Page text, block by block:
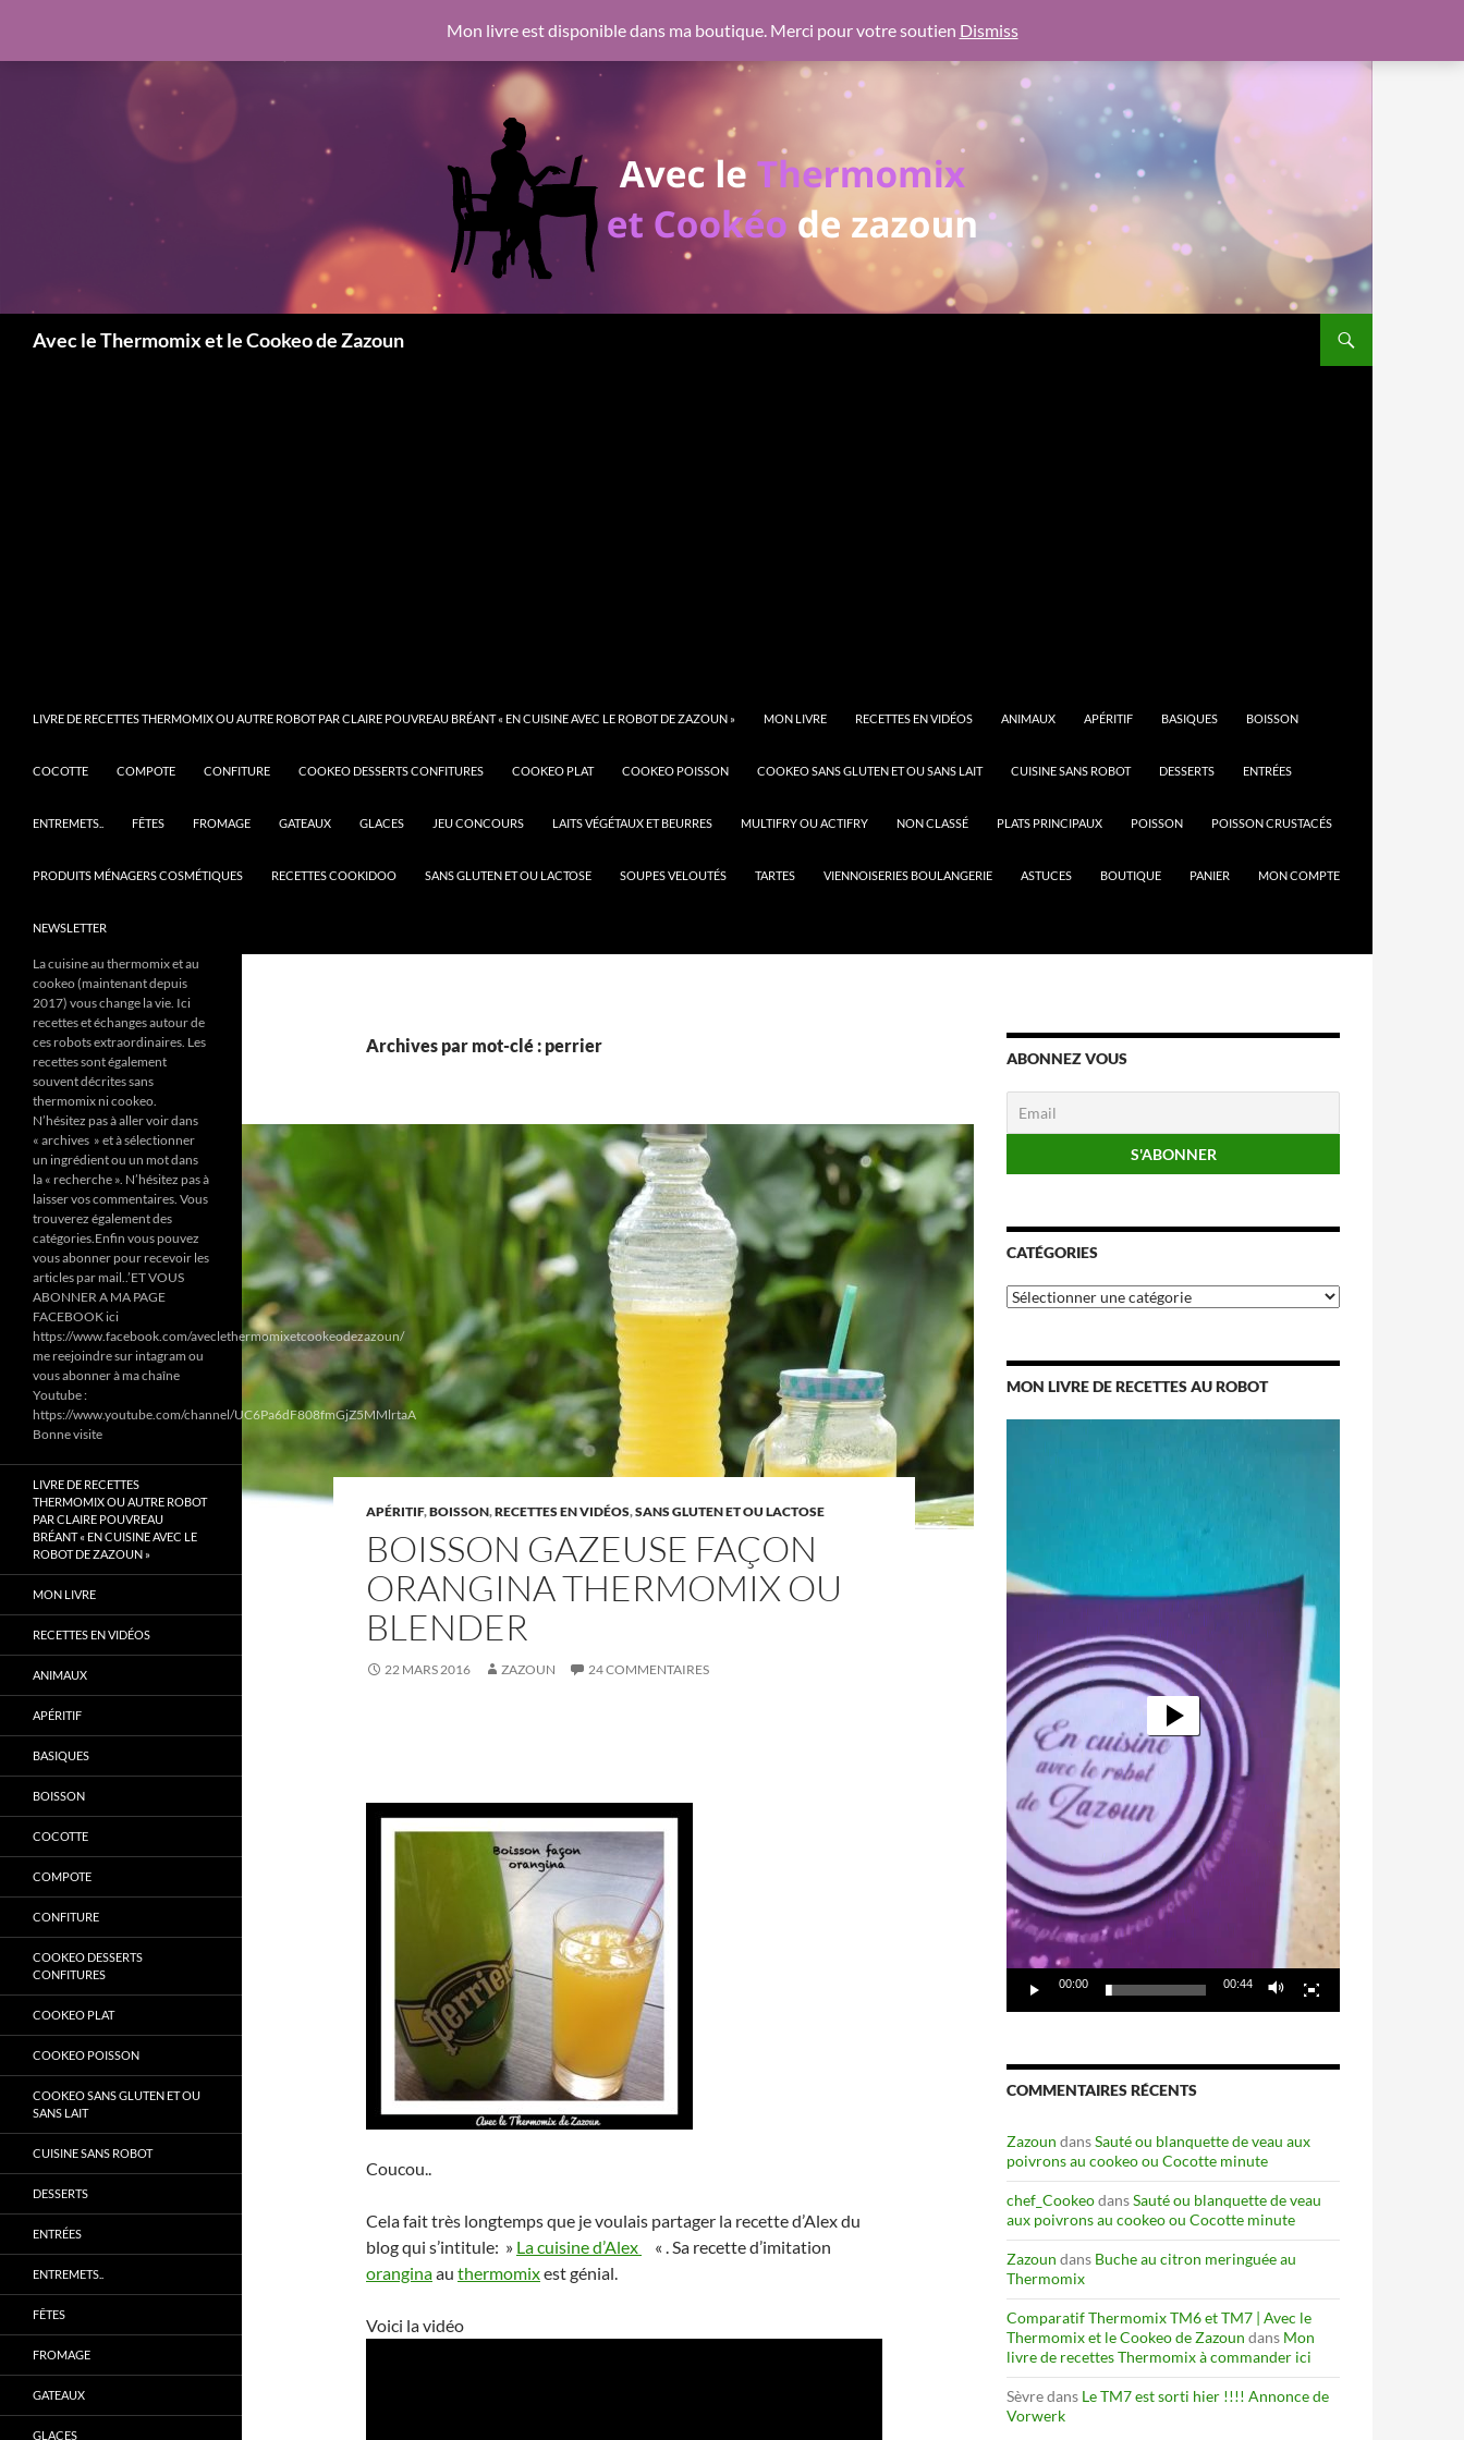
au
Avec le Thermomix et le Cookeo de Zazoun
LIVRE DE RECETTES THERMOMIX OU AUTRE ROBOT PAR CLAIRE POUVREAU BRÉANT « EN CUISINE AVEC LE ROBOT DE ZAZOUN » MON LIVRE RECETTES EN VIDÉOS ANIMAUX APÉRITIF BASIQUES BOISSON
COCOTTE COMPOTE CONFITURE COOKEO DESSERTS CONFITURES COOKEO PLAT COOKEO POISSON COOKEO SANS GLUTEN ET OU SANS LAIT CUISINE SANS ROBOT DESSERTS ENTRÉES
ENTREMETS.. FÊTES FROMAGE GATEAUX GLACES JEU CONCOURS LAITS VÉGÉTAUX ET BEURRES MULTIFRY OU ACTIFRY NON CLASSÉ PLATS PRINCIPAUX POISSON POISSON CRUSTACÉS
PRODUITS MÉNAGERS COSMÉTIQUES RECETTES COOKIDOO SANS GLUTEN ET OU LACTOSE SOUPES VELOUTÉS TARTES VIENNOISERIES BOULANGERIE ASTUCES BOUTIQUE PANIER MON COMPTE
NEWSLETTER
Archives par mot-clé : perrier
APÉRITIF,BOISSON,RECETTES EN VIDÉOS,SANS GLUTEN ET OU LACTOSE
BOISSON GAZEUSE FAÇON
ORANGINA THERMOMIX OU
BLENDER
22 MARS 2016 ZAZOUN 24 COMMENTAIRES
Coucou..
Cela fait très longtemps que je voulais partager la recette d’Alex du
blog qui s’intitule: » La cuisine d’Alex
« . Sa recette d’imitation
oranginaau thermomixest génial.
Voici la vidéo
ABONNEZ VOUS
CATÉGORIES
Catégories
MON LIVRE DE RECETTES AU ROBOT
00:00 00:44
COMMENTAIRES RÉCENTS
Zazoun dansSauté ou blanquette de veau aux
poivrons au cookeo ou Cocotte minute
chef_CookeodansSauté ou blanquette de veau
aux poivrons au cookeo ou Cocotte minute
Zazoun dans Buche au citron meringuée au
Thermomix
Comparatif Thermomix TM6 et TM7 | Avec le
Thermomix et le Cookeo de Zazoun dans Mon
livre de recettes Thermomix à commander ici
Sèvredans Le TM7 est sorti hier !!!! Annonce de
Vorwerk
La cuisine au thermomix et au
cookeo (maintenant depuis
2017) vous change la vie. Ici
recettes et échanges autour de
ces robots extraordinaires. Les
recettes sont également
souvent décrites sans
thermomix ni cookeo.
N’hésitez pas à aller voir dans
« archives » et à sélectionner
un ingrédient ou un mot dans
la « recherche ». N’hésitez pas à
laisser vos commentaires. Vous
trouverez également des
catégories.Enfin vous pouvez
vous abonner pour recevoir les
articles par mail..’ET VOUS
ABONNER A MA PAGE
FACEBOOK ici
https://www.facebook.com/aveclethermomixetcookeodezazoun/
me reejoindre sur intagram ou
vous abonner à ma chaîne
Youtube :
https://www.youtube.com/channel/UC6Pa6dF808fmGjZ5MMlrtaA
Bonne visite
LIVRE DE RECETTES
THERMOMIX OU AUTRE ROBOT
PAR CLAIRE POUVREAU
BRÉANT « EN CUISINE AVEC LE
ROBOT DE ZAZOUN »
MON LIVRE
RECETTES EN VIDÉOS
ANIMAUX
APÉRITIF
BASIQUES
BOISSON
COCOTTE
COMPOTE
CONFITURE
COOKEO DESSERTS
CONFITURES
COOKEO PLAT
COOKEO POISSON
COOKEO SANS GLUTEN ET OU
SANS LAIT
CUISINE SANS ROBOT
DESSERTS
ENTRÉES
ENTREMETS..
FÊTES
FROMAGE
GATEAUX
GLACES
Mon livre est disponible dans ma boutique. Merci pour votre soutien Dismiss